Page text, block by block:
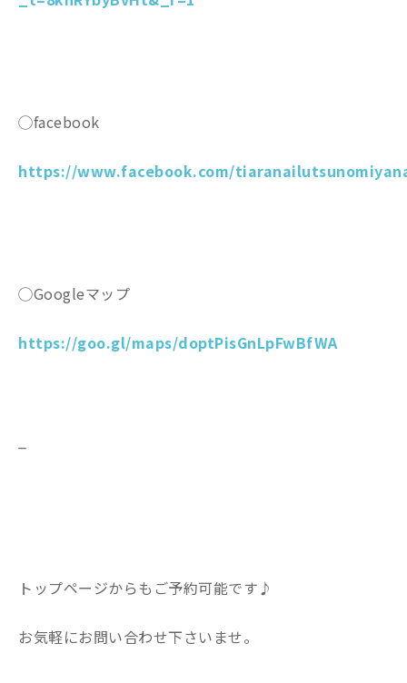
◯facebook
https://www.facebook.com/
◯Googleマップ
https://goo.gl/maps/doptPisGnLpFwBfWA
トップページからもご予約可能です♪
お気軽にお問い合わせ下さいませ。